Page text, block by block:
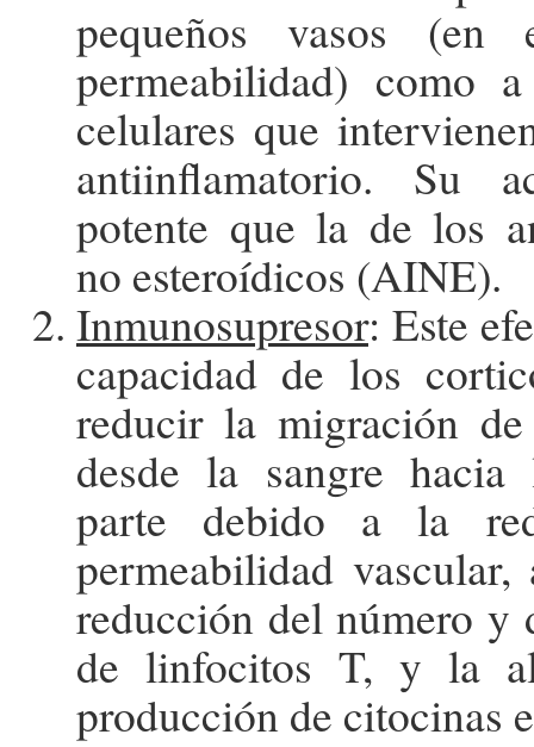
pequeños vasos (en
permeabilidad) como
celulares que
antiinflamatorio. Su
potente que la de los
no esteroídicos (AINE).
Inmunosupresor: Este
capacidad de los
reducir la migración
desde la sangre
parte debido a la
permeabilidad
reducción del número y
de linfocitos T, y la
producción de citocinas